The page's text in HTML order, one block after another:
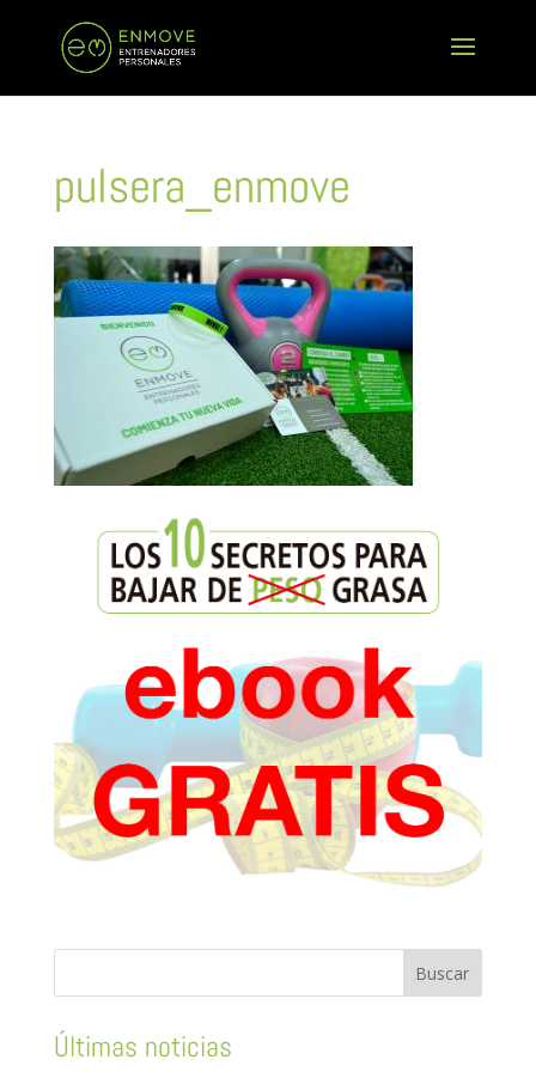
pulsera_enmove
Últimas noticias